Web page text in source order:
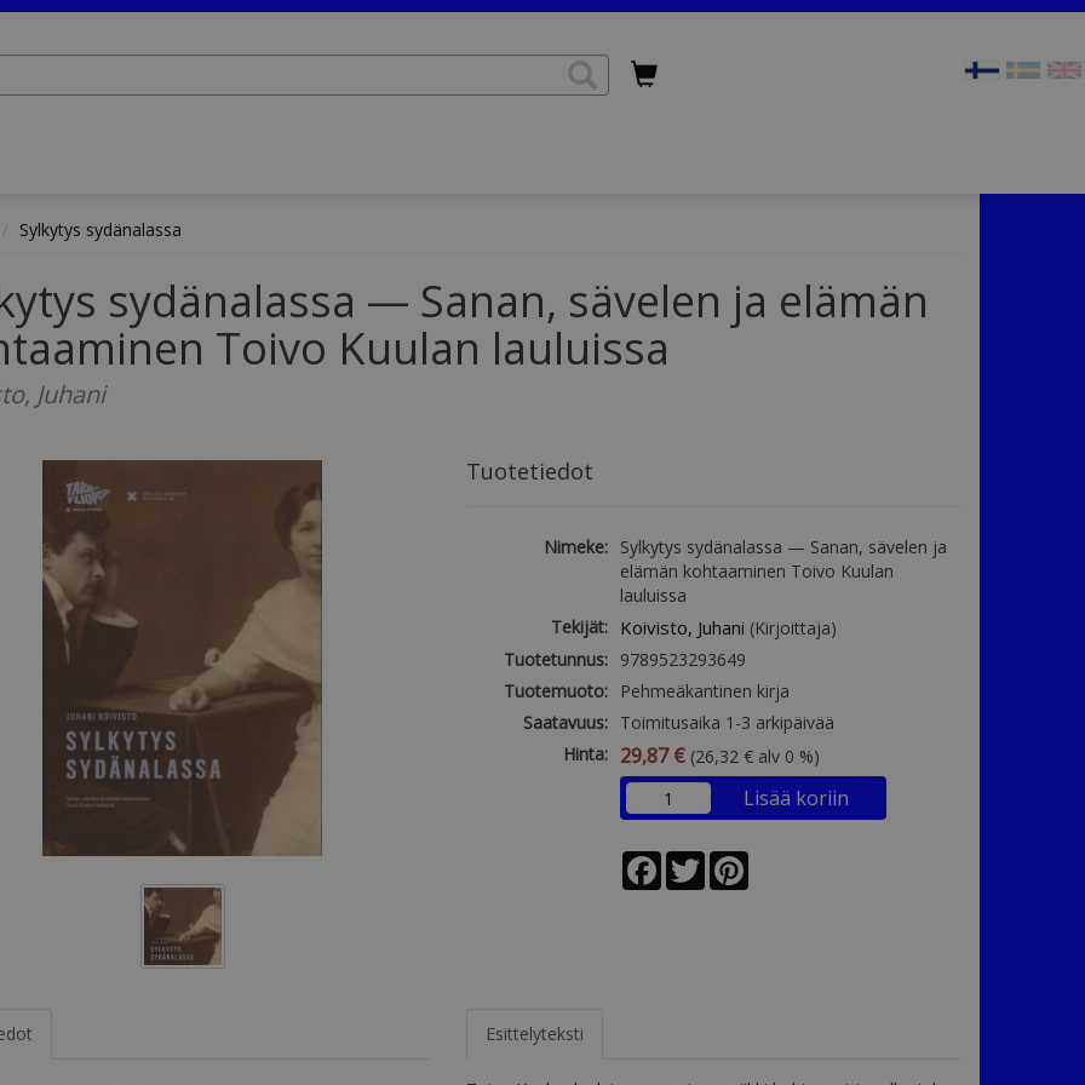
Sylkytys sydänalassa
sydänalassa — Sanan, sävelen ja elämän
Toivo Kuulan lauluissa
Juhani
Tuotetiedot
Nimeke: Sylkytys sydänalassa — Sanan, sävelen ja
elämän kohtaaminen Toivo Kuulan
lauluissa
Tekijät: Koivisto, Juhani (Kirjoittaja)
Tuotetunnus: 9789523293649
Tuotemuoto:
Pehmeäkantinen kirja
Saatavuus: Toimitusaika 1-3 arkipäivää
Hinta: 29,87 € (26,32 € alv 0 %)
Lisää koriin
Facebook
Twitter
Esittelyteksti